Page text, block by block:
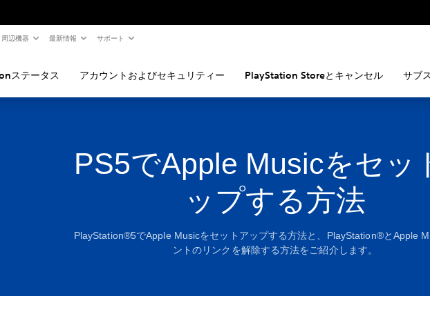
周辺機器 最新情報 サポート
ステータス アカウントおよびセキュリティー PlayStation Storeとキャンセル サブ
PS5でApple Musicをセッ
ップする方法
PlayStation®5でApple Musicをセットアップする方法と、PlayStation®とApple
ントのリンクを解除する方法をご紹介します。